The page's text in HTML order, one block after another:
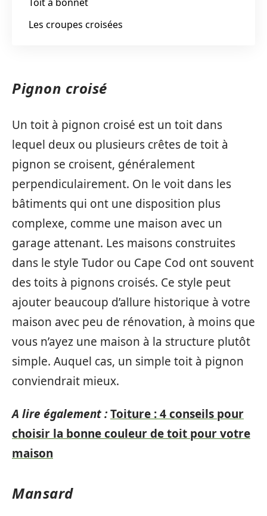
Les croupes croisées
Pignon croisé
Un toit à pignon croisé est un toit dans
lequel deux ou plusieurs crêtes de toit à
pignon se croisent, généralement
perpendiculairement. On le voit dans les
bâtiments qui ont une disposition plus
complexe, comme une maison avec un
garage attenant. Les maisons construites
dans le style Tudor ou Cape Cod ont souvent
des toits à pignons croisés. Ce style peut
ajouter beaucoup d’allure historique à votre
maison avec peu de rénovation, à moins que
vous n’ayez une maison à la structure plutôt
simple. Auquel cas, un simple toit à pignon
conviendrait mieux.
A lire également :Toiture : 4 conseils pour
choisir la bonne couleur de toit pour votre
maison
Mansard